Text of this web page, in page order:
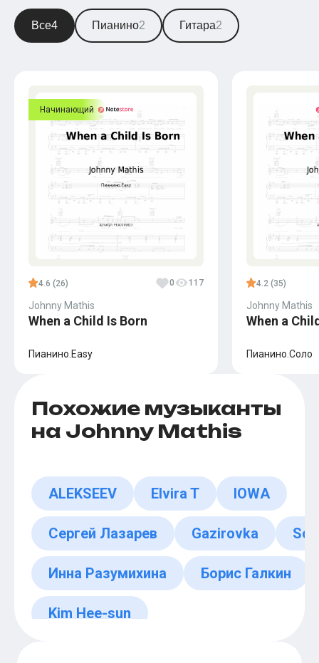
Все4 Пианино2 Гитара2
Начинающий
4.6 (26) 0 117
Johnny Mathis
When a Child Is Born
Пианино.Easy
4.2 (35)
Johnny Mathis
When a
Пианино.Соло
Похожие музыканты
на Johnny Mathis
ALEKSEEV Elvira T IOWA
Сергей Лазарев Gazirovka
Инна Разумихина Борис Галкин
Kim Hee-sun